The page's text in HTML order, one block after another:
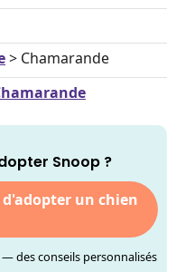
> Chamarande
Snoop ?
un chien
des conseils personnalisés